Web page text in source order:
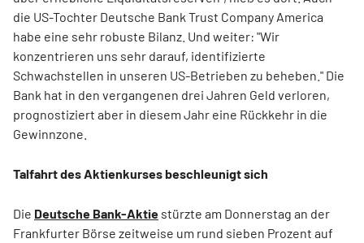
die US-Tochter Deutsche Bank Trust Company America
habe eine sehr robuste Bilanz. Und weiter: "Wir
konzentrieren uns sehr darauf, identifizierte
Schwachstellen in unseren US-Betrieben zu beheben." Die
Bank hat in den vergangenen drei Jahren Geld verloren,
prognostiziert aber in diesem Jahr eine Rückkehr in die
Gewinnzone.
Talfahrt des Aktienkurses beschleunigt sich
Die Deutsche Bank-Aktie stürzte am Donnerstag an der
Frankfurter Börse zeitweise um rund sieben Prozent auf